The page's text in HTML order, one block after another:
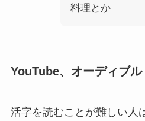
料理とか
YouTube、オーディブル
活字を読むことが難しい人